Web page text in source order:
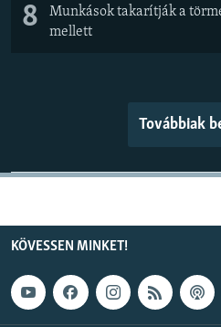
8
Munkások takarítják a
mellett
Továbbiak
KÖVESSEN MINKET!